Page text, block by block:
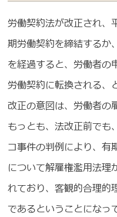
労働契約法が改正され
期労働契約を締結するか
を経過すると、労働者の
労働契約に転換される、
改正の意図は、労働者の
もっとも、法改正前でも
コ事件の判例により、有
について解雇権濫用法理
れており、客観的合理的
であるということになっ